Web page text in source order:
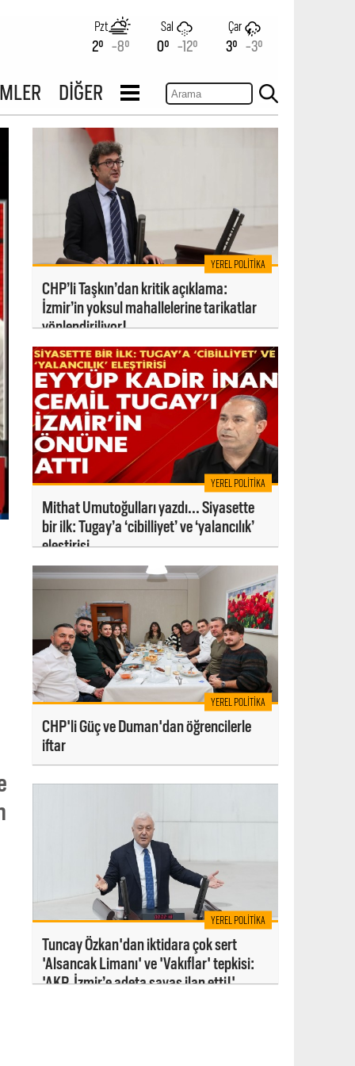
Pzt
2° -8°
Sal
0° -12°
Çar
3° -3°
DİĞER
YEREL POLITIKA
CHP’li Taşkın’dan kritik açıklama:
İzmir’in yoksul mahallelerine tarikatlar
yönlendiriliyor!
YEREL POLITIKA
Mithat Umutoğulları yazdı... Siyasette
bir ilk: Tugay’a ‘cibilliyet’ ve ‘yalancılık’
eleştirisi
YEREL POLITIKA
CHP'li Güç ve Duman'dan öğrencilerle
iftar
YEREL POLITIKA
Tuncay Özkan'dan iktidara çok sert
'Alsancak Limanı' ve 'Vakıflar' tepkisi:
'AKP, İzmir’e adeta savaş ilan etti!'